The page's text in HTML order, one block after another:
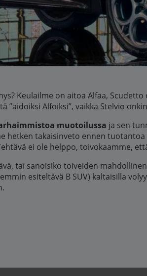
Keulailme on aitoa Alfaa,
”aidoiksi Alfoiksi”, vaikka Stelvio
muotoilussa ja sen
takaisinveto ennen
ei ole helppo, toivokaamme,
tai sanoisiko toiveiden
esiteltävä B SUV) kaltaisilla